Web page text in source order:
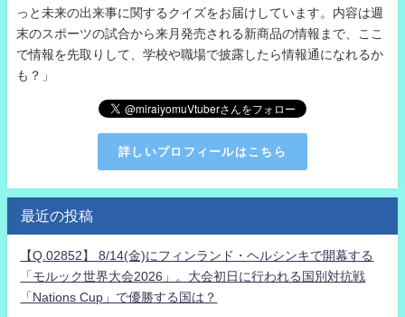
っと未来の出来事に関するクイズをお届けしています。内容は週
末のスポーツの試合から来月発売される新商品の情報まで、ここ
で情報を先取りして、学校や職場で披露したら情報通になれるか
も？」
詳しいプロフィールはこちら
最近の投稿
【Q.02852】 8/14(金)にフィンランド・ヘルシンキで開幕する
「モルック世界大会2026」。大会初日に行われる国別対抗戦
「Nations Cup」で優勝する国は？